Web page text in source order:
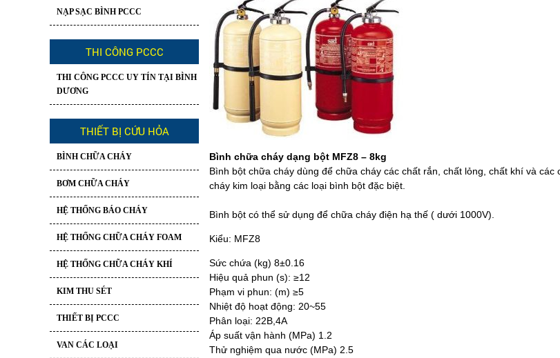
NẠP SẠC BÌNH PCCC
THI CÔNG PCCC
THI CÔNG PCCC UY TÍN TẠI BÌNH
DƯƠNG
THIẾT BỊ CỨU HỎA
BÌNH CHỮA CHÁY
BƠM CHỮA CHÁY
HỆ THỐNG BÁO CHÁY
HỆ THỐNG CHỮA CHÁY FOAM
HỆ THỐNG CHỮA CHÁY KHÍ
KIM THU SÉT
THIẾT BỊ PCCC
VAN CÁC LOẠI
Bình chữa cháy dạng bột MFZ8 – 8kg
Bình bột chữa cháy dùng để chữa cháy các chất rắn, chất lỏng, chất khí và các
cháy kim loại bằng các loại bình bột đặc biệt.
Bình bột có thể sử dụng để chữa cháy điện hạ thế ( dưới 1000V).
Kiểu: MFZ8
Sức chứa (kg) 8±0.16
Hiệu quả phun (s): ≥12
Phạm vi phun: (m) ≥5
Nhiệt độ hoạt động: 20~55
Phân loại: 22B,4A
Áp suất vận hành (MPa) 1.2
Thử nghiệm qua nước (MPa) 2.5